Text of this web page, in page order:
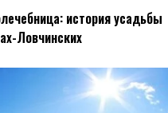
история усадьбы
Ловчинских